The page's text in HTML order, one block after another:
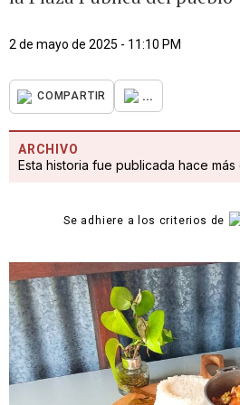
2 de mayo de 2025 - 11:10 PM
COMPARTIR ...
ARCHIVO
Esta historia fue publicada hace más
Se adhiere a los criterios de